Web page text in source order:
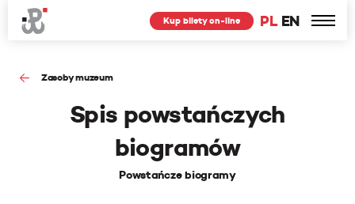
PL EN
Kup bilety on-line
Zasoby muzeum
Spis powstańczych
biogramów
Powstańcze biogramy